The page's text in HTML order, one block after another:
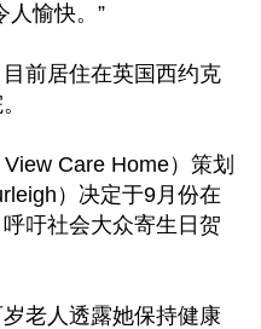
人愉快。”
前居住在英国西约克
Care Home）策划
）决定于9月份在
吁社会大众寄生日贺
老人透露她保持健康